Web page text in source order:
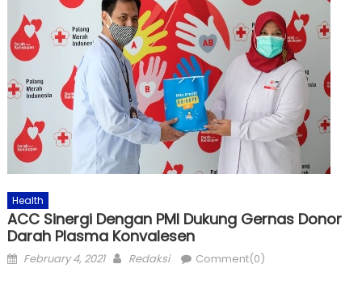
Health
ACC Sinergi Dengan PMI Dukung Gernas Donor
Darah Plasma Konvalesen
Posted
February 4, 2021 Author
Redaksi Comment(0)